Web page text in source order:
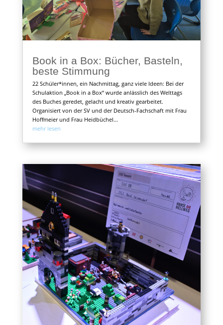
Book in a Box: Bücher, Basteln,
beste Stimmung
22 Schüler*innen, ein Nachmittag, ganz viele Ideen: Bei der
Schulaktion „Book in a Box“ wurde anlässlich des Welttags
des Buches geredet, gelacht und kreativ gearbeitet.
Organisiert von der SV und der Deutsch-Fachschaft mit Frau
Hoffmeier und Frau Heidbüchel...
mehr lesen